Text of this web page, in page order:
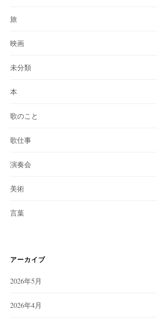
旅
映画
未分類
本
歌のこと
歌仕事
演奏会
美術
言葉
アーカイブ
2026年5月
2026年4月